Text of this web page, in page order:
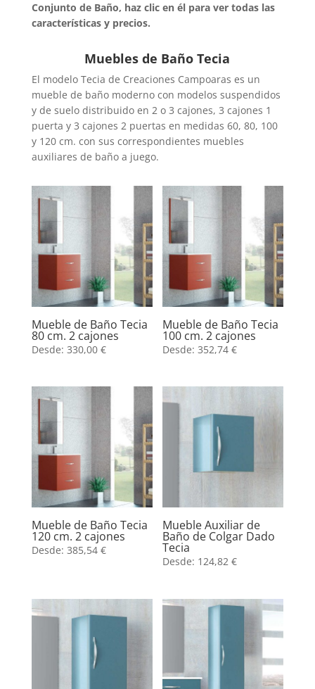
Conjunto de Baño, haz clic en él para ver todas las
características y precios.
Muebles de Baño Tecia
El modelo Tecia de Creaciones Campoaras es un
mueble de baño moderno con modelos suspendidos
y de suelo distribuido en 2 o 3 cajones, 3 cajones 1
puerta y 3 cajones 2 puertas en medidas 60, 80, 100
y 120 cm. con sus correspondientes muebles
auxiliares de baño a juego.
Mueble de Baño Tecia
80 cm. 2 cajones
Desde: 330,00 €
Mueble de Baño Tecia
100 cm. 2 cajones
Desde:352,74€
Mueble de Baño Tecia
120 cm. 2 cajones
Desde: 385,54 €
Mueble Auxiliar de
Baño de Colgar Dado
Tecia
Desde: 124,82€